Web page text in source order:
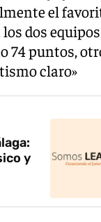
el
dos
74 puntos,
claro»
y